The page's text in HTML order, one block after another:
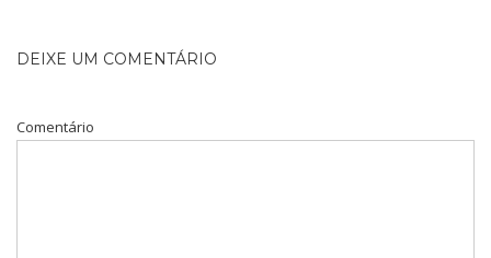
DEIXE UM COMENTÁRIO
Comentário